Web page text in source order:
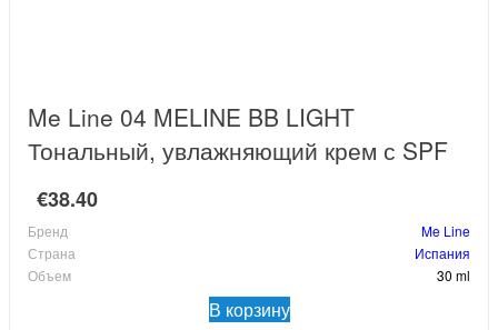
Me Line 04 MELINE BB LIGHT
Тональный, увлажняющий крем с SPF
€38.40
Бренд
Me Line
Страна
Испания
Объем
30 ml
В корзину